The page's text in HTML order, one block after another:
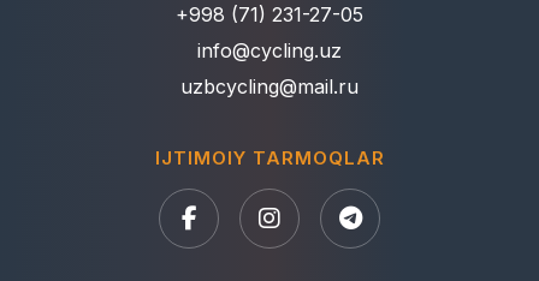
+998 (71) 231-27-05
info@cycling.uz
uzbcycling@mail.ru
IJTIMOIY TARMOQLAR